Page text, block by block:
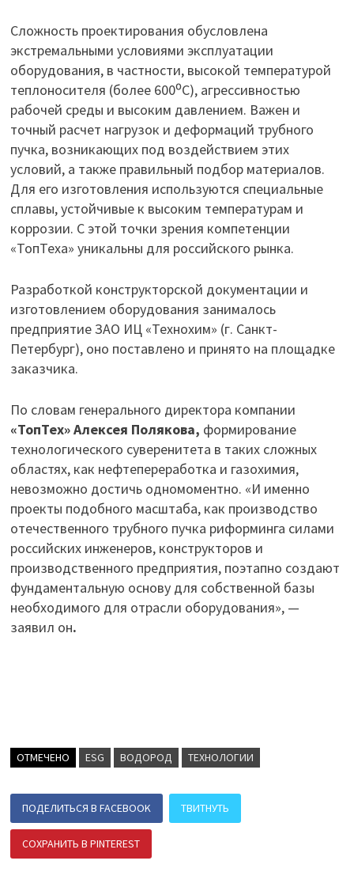
Сложность проектирования обусловлена
экстремальными условиями эксплуатации
оборудования, в частности, высокой температурой
теплоносителя (более 600⁰С), агрессивностью
рабочей среды и высоким давлением. Важен и
точный расчет нагрузок и деформаций трубного
пучка, возникающих под воздействием этих
условий, а также правильный подбор материалов.
Для его изготовления используются специальные
сплавы, устойчивые к высоким температурам и
коррозии. С этой точки зрения компетенции
«ТопТеха» уникальны для российского рынка.
Разработкой конструкторской документации и
изготовлением оборудования занималось
предприятие ЗАО ИЦ «Технохим» (г. Санкт-
Петербург), оно поставлено и принято на площадке
заказчика.
По словам генерального директора компании
«ТопТех» Алексея Полякова, формирование
технологического суверенитета в таких сложных
областях, как нефтепереработка и газохимия,
невозможно достичь одномоментно. «И именно
проекты подобного масштаба, как производство
отечественного трубного пучка риформинга силами
российских инженеров, конструкторов и
производственного предприятия, поэтапно создают
фундаментальную основу для собственной базы
необходимого для отрасли оборудования», —
заявил он.
ОТМЕЧЕНО ESG ВОДОРОД ТЕХНОЛОГИИ
ПОДЕЛИТЬСЯ В FACEBOOK ТВИТНУТЬ
СОХРАНИТЬ В PINTEREST